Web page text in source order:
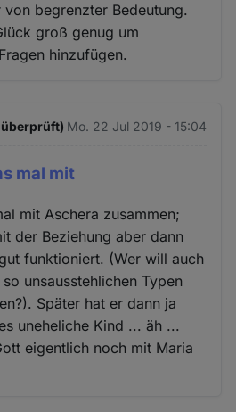
begrenzter Bedeutung.
groß genug um
hinzufügen.
Mo. 22 Jul 2019 - 15:04
mal mit
mit Aschera zusammen;
der Beziehung aber dann
funktioniert. (Wer will auch
unsausstehlichen Typen
Später hat er dann ja
uneheliche Kind ... äh ...
eigentlich noch mit Maria